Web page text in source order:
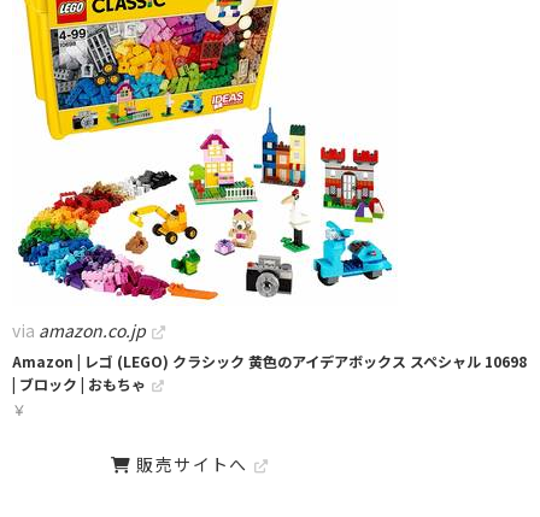
via amazon.co.jp
Amazon | レゴ (LEGO) クラシック 黄色のアイデアボックス スペシャル 10698
| ブロック | おもちゃ
￥
販売サイトへ